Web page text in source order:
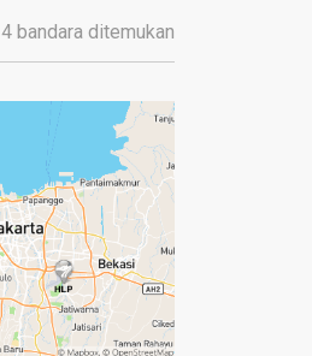
4 bandara ditemukan